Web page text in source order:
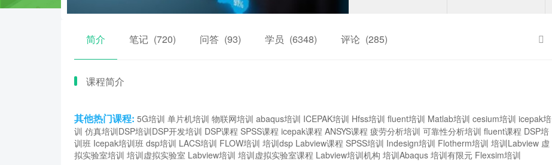
简介 笔记 (720) 问答 (93) 学员 (6348) 评论 (285)
课程简介
其他热门课程: 5G培训 单片机培训 物联网培训 abaqus培训 ICEPAK培训 Hfss培训 fluent培训 Matlab培训 cesium培训 icepak培
训 仿真培训DSP培训DSP开发培训 DSP课程 SPSS课程 icepak课程 ANSYS课程 疲劳分析培训 可靠性分析培训 fluent课程 DSP培
训班 Icepak培训班 dsp培训 LACS培训 FLOW培训 培训dsp Labview课程 SPSS培训 Indesign培训 Flotherm培训 培训Labview 虚
拟实验室培训 培训虚拟实验室 Labview培训 培训虚拟实验室课程 Labview培训机构 培训Abaqus 培训有限元 Flexsim培训